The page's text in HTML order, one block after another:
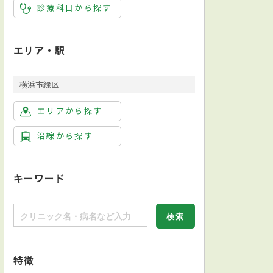
診療科目から探す
エリア・駅
横浜市緑区
エリアから探す
沿線から探す
キーワード
特徴